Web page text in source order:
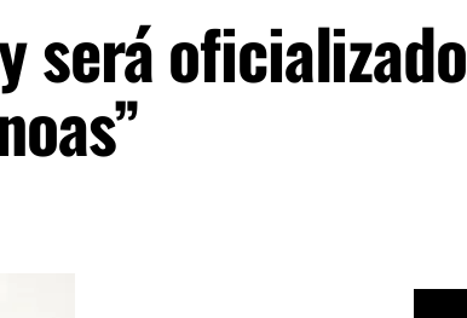
será oficializado